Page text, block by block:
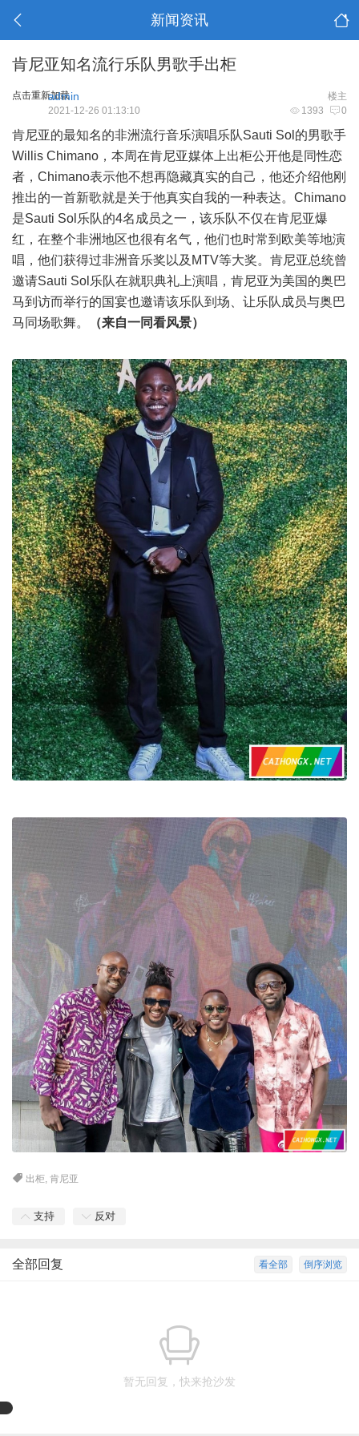
新闻资讯
肯尼亚知名流行乐队男歌手出柜
点击重新加载 楼主
admin
1393 0
2021-12-26 01:13:10
肯尼亚的最知名的非洲流行音乐演唱乐队Sauti Sol的男歌手
Willis Chimano，本周在肯尼亚媒体上出柜公开他是同性恋
者，Chimano表示他不想再隐藏真实的自己，他还介绍他刚
推出的一首新歌就是关于他真实自我的一种表达。Chimano
是Sauti Sol乐队的4名成员之一，该乐队不仅在肯尼亚爆
红，在整个非洲地区也很有名气，他们也时常到欧美等地演
唱，他们获得过非洲音乐奖以及MTV等大奖。肯尼亚总统曾
邀请Sauti Sol乐队在就职典礼上演唱，肯尼亚为美国的奥巴
马到访而举行的国宴也邀请该乐队到场、让乐队成员与奥巴
马同场歌舞。
（来自一同看风景）
出柜,肯尼亚
支持 反对
倒序浏览
看全部
全部回复
暂无回复，快来抢沙发